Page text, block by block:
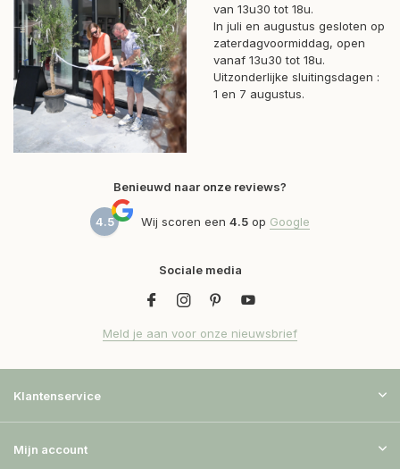
van 13u30 tot 18u.
In juli en augustus gesloten op
zaterdagvoormiddag, open
vanaf 13u30 tot 18u.
Uitzonderlijke sluitingsdagen :
1 en 7 augustus.
Benieuwd naar onze reviews?
4.5 Wij scoren een 4.5 op Google
Sociale media
Meld je aan voor onze nieuwsbrief
Klantenservice
Mijn account